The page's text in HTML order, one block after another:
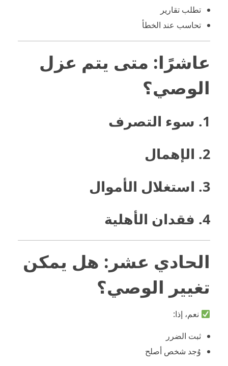
تطلب تقارير
تحاسب عند الخطأ
عاشرًا: متى يتم عزل
الوصي؟
1. سوء التصرف
2. الإهمال
3. استغلال الأموال
4. فقدان الأهلية
الحادي عشر: هل يمكن
تغيير الوصي؟
نعم، إذا:
ثبت الضرر
وُجد شخص أصلح